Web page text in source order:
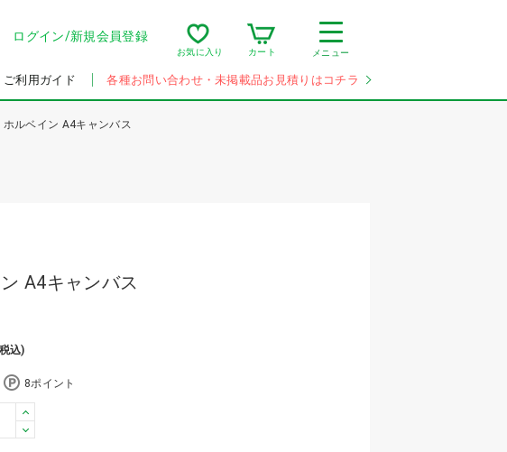
ログイン/新規会員登録
お気に入り カート メニュー
ご利用ガイド 各種お問い合わせ・未掲載品お見積りはコチラ
ホルベイン A4キャンバス
A4キャンバス
込)
8ポイント